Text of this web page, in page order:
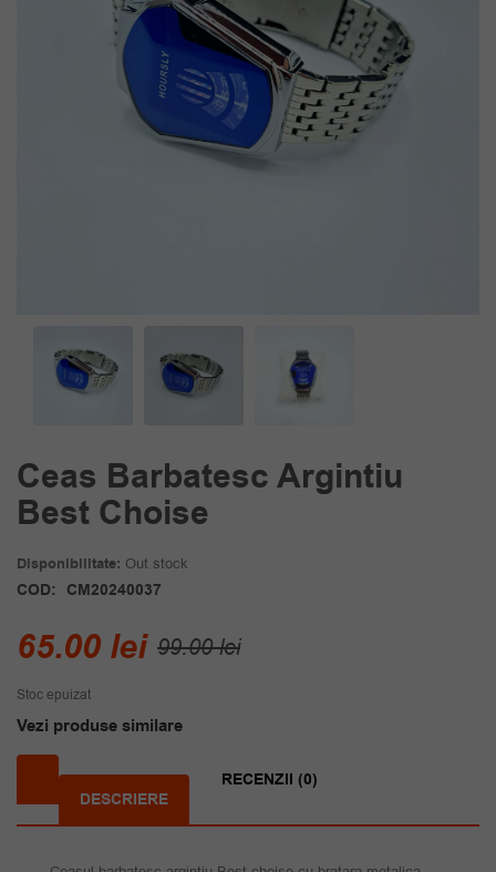
Ceas Barbatesc Argintiu
Best Choise
Disponibilitate: Out stock
COD: CM20240037
99.00leiPrețul
99.00 lei.
65.00 lei
Prețul
Stoc epuizat
Vezi produse similare
DESCRIERE
RECENZII (0)